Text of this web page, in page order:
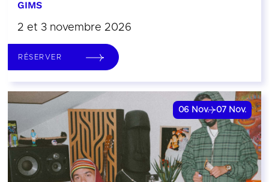
GIMS
2 et 3 novembre 2026
RÉSERVER
06 Nov. 07 Nov.